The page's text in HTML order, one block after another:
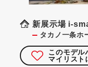
新展示場 i-
タカノ一条ホ
このモデル
マイリスト